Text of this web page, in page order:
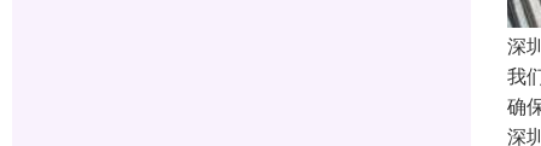
深
我
确
深